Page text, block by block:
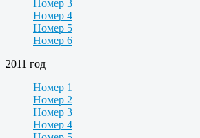
Номер 3
Номер 4
Номер 5
Номер 6
2011 год
Номер 1
Номер 2
Номер 3
Номер 4